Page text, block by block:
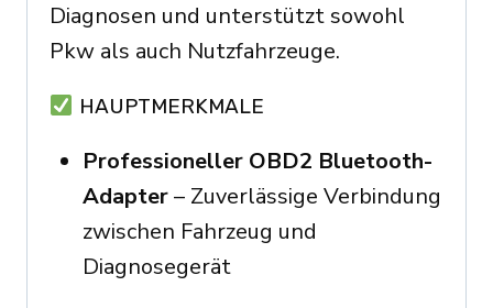
Diagnosen und unterstützt sowohl
Pkw als auch Nutzfahrzeuge.
HAUPTMERKMALE
Professioneller OBD2 Bluetooth-
Adapter– Zuverlässige Verbindung
zwischen Fahrzeug und
Diagnosegerät